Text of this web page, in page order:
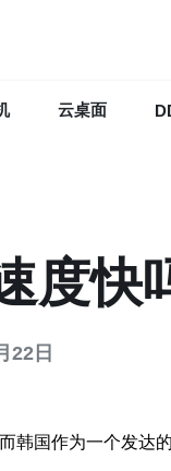
云桌面
度快
22日
国作为一个发